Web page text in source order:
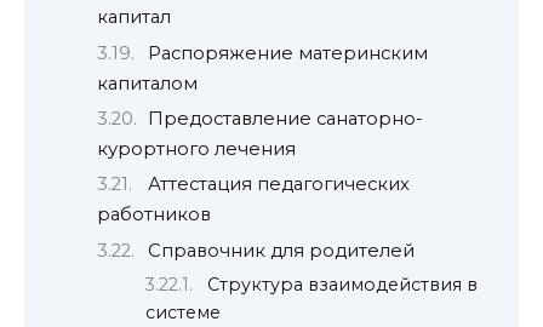
капитал
Распоряжение материнским
капиталом
Предоставление санаторно-
курортного лечения
Аттестация педагогических
работников
Справочник для родителей
Структура взаимодействия в
системе